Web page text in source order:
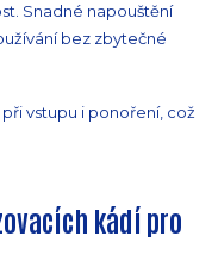
Snadné napouštění
bez zbytečné
vstupu i ponoření, což
kádí pro